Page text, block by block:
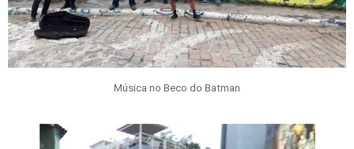
Música no Beco do Batman